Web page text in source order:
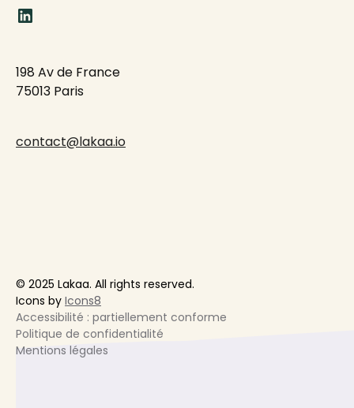
198 Av de France
75013 Paris
contact@lakaa.io
© 2025 Lakaa. All rights reserved.
Icons by Icons8
Accessibilité : partiellement conforme
Politique de confidentialité
Mentions légales